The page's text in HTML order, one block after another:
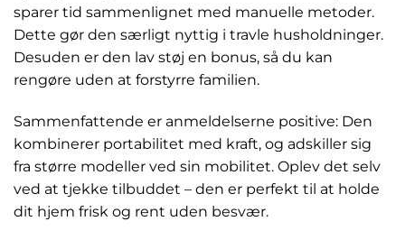
sparer tid sammenlignet med manuelle metoder.
Dette gør den særligt nyttig i travle husholdninger.
Desuden er den lav støj en bonus, så du kan
rengøre uden at forstyrre familien.
Sammenfattende er anmeldelserne positive: Den
kombinerer portabilitet med kraft, og adskiller sig
fra større modeller ved sin mobilitet. Oplev det selv
ved at tjekke tilbuddet – den er perfekt til at holde
dit hjem frisk og rent uden besvær.